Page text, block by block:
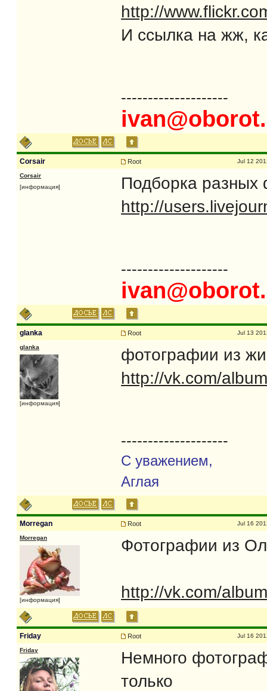
http://
И ссылка на жж,
--------------------
Corsair Root Jul 12
Corsair
[информация]
Подборка разных
http://
--------------------
glanka Root Jul 13
glanka
[информация]
фотографии из
http://vk.com/
--------------------
С уважением,
Аглая
Morregan Root Jul 16
Morregan
[информация]
Фотографии из
http://vk.com/
Friday Root Jul 16
Friday
Немного
только